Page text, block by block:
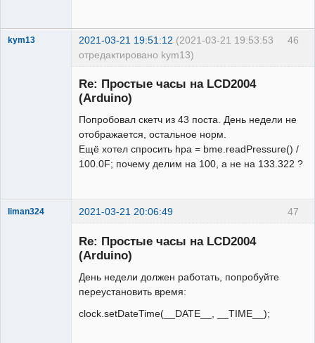
      int a[6];
i,d1,d2,d3,d4,d5,d6,e1,e2,e3;
      char * mes[12]
{"Jan","Feb","Mar","Apr","May","Jun","
      char * den[8]{"
","Mon","Tue","Wed","Thu","Fri","Sat",
"Sun"};
      float hpa,h,t1,t2;
   void setup(){ Wire.begin();
clock.begin();
    temp.begin();
temp.setResolution(9);//9 бит
Включаем подсветку дисплея
46
kym13 2021-03-21 19:51:12 (2021-03-21 19:53:53
отредактировано kym13)
Re: Простые часы на LCD2004
(Arduino)
Попробовал скетч из 43 поста. День недели не
отображается, остальное норм.
Ещё хотел спросить hpa = bme.readPressure() /
100.0F; почему делим на 100, а не на 133.322 ?
47
liman324 2021-03-21 20:06:49
Re: Простые часы на LCD2004
(Arduino)
День недели должен работать, попробуйте
переустановить время:
clock.setDateTime(__DATE__, __TIME__);